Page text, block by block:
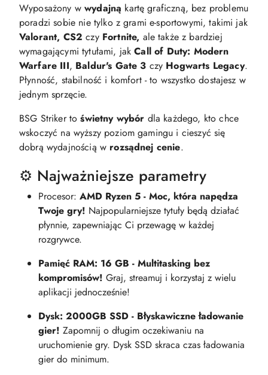
Wyposażony wwydajną kartę graficzną, bez problemu
poradzi sobie nie tylko z grami e-sportowymi, takimi jak
Valorant, CS2 czy Fortnite, ale także z bardziej
wymagającymi tytułami, jakCall of Duty: Modern
Warfare III, Baldur's Gate 3 czy Hogwarts Legacy.
Płynność, stabilność i komfort - to wszystko dostajesz w
jednym sprzęcie.
BSG Striker toświetny wybór dla każdego, kto chce
wskoczyć na wyższy poziom gamingu i cieszyć się
dobrą wydajnością w rozsądnej cenie.
⚙️ Najważniejsze parametry
Procesor: AMD Ryzen 5 - Moc, która napędza
Twoje gry! Najpopularniejsze tytuły będą działać
płynnie, zapewniając Ci przewagę w każdej
rozgrywce.
Pamięć RAM: 16 GB - Multitasking bez
kompromisów! Graj, streamuj i korzystaj z wielu
aplikacji jednocześnie!
Dysk: 2000GB SSD - Błyskawiczne ładowanie
gier! Zapomnij o długim oczekiwaniu na
uruchomienie gry. Dysk SSD skraca czas ładowania
gier do minimum.